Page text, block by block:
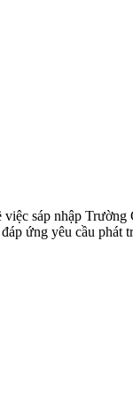
sáp nhập
ứng yêu cầu phát